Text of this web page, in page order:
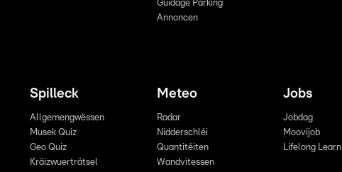
Guidage Parking
Annoncen
Spilleck
Allgemengwëssen
Musek Quiz
Geo Quiz
Kräizwuerträtsel
Meteo
Radar
Nidderschléi
Quantitéiten
Wandvitessen
Jobs
Jobdag
Moovijob
Lifelong